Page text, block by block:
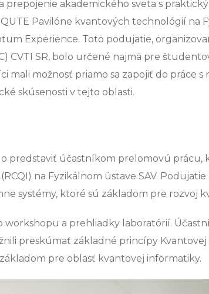
prepojenie akademického sveta s
Pavilóne kvantových technológií na
Experience. Toto podujatie,
CVTI SR, bolo určené najmä pre
mali možnosť priamo sa zapojiť do práce s
skúsenosti v tejto oblasti.
predstaviť účastníkom prelomovú prácu,
na Fyzikálnom ústave SAV. Podujatie
systémy, ktoré sú základom pre rozvoj
a prehliadky laboratórií.
preskúmať základné princípy Kvantovej
pre oblasť kvantovej informatiky.